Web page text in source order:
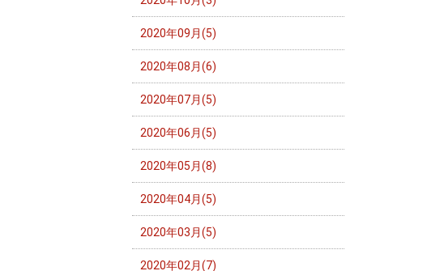
2020年09月(5)
2020年08月(6)
2020年07月(5)
2020年06月(5)
2020年05月(8)
2020年04月(5)
2020年03月(5)
2020年02月(7)